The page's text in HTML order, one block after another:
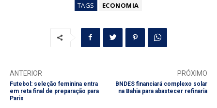
TAGS ECONOMIA
ANTERIOR
Futebol: seleção feminina entra
em reta final de preparação para
Paris
PRÓXIMO
BNDES financiará complexo solar
na Bahia para abastecer refinaria